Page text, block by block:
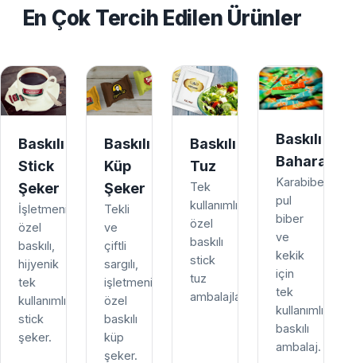
En Çok Tercih Edilen Ürünler
Baskılı
Stick
Şeker
İşletmenize
özel
baskılı,
hijyenik
tek
kullanımlık
stick
şeker.
Baskılı
Küp
Şeker
Tekli
ve
çiftli
sargılı,
işletmenize
özel
baskılı
küp
şeker.
Baskılı
Tuz
Tek
kullanımlık,
özel
baskılı
stick
tuz
ambalajları.
Baskılı
Baharat
Karabiber,
pul
biber
ve
kekik
için
tek
kullanımlık
baskılı
ambalaj.